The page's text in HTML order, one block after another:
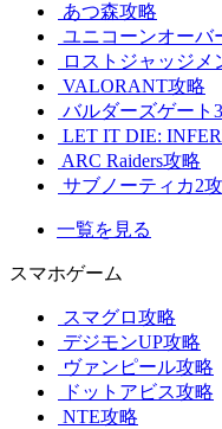
あつ森攻略
ユニコーンオーバ
ロストジャッジメ
VALORANT攻略
バルダーズゲート
LET IT DIE:
ARC Raiders攻略
サブノーティカ2
一覧を見る
スマホゲーム
スマグロ攻略
デジモンUP攻略
ヴァンピール攻略
ドットアビス攻略
NTE攻略